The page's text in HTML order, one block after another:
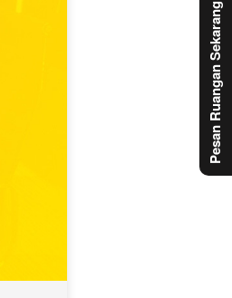
Pesan Ruangan Sekarang